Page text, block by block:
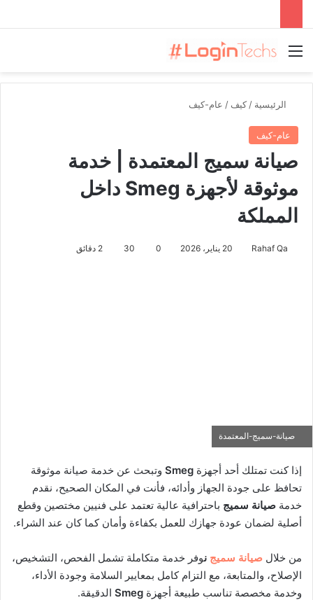
القائمة
الرئيسية /كيف / عام-كيف
عام-كيف
صيانة سميج المعتمدة | خدمة
موثوقة لأجهزة Smeg داخل
المملكة
Rahaf Qa 20 يناير، 2026 0
30
صيانة-سميج-المعتمدة
إذا كنت تمتلك أحد أجهزة Smeg وتبحث عن خدمة صيانة موثوقة
تحافظ على جودة الجهاز وأدائه، فأنت في المكان الصحيح، نقدم
خدمة صيانة سميج باحترافية عالية تعتمد على فنيين مختصين وقطع
أصلية لضمان عودة جهازك للعمل بكفاءة وأمان كما كان عند الشراء.
من خلال صيانة سميج نوفر خدمة متكاملة تشمل الفحص، التشخيص،
الإصلاح، والمتابعة، مع التزام كامل بمعايير السلامة وجودة الأداء،
وخدمة مخصصة تناسب طبيعة أجهزة Smeg الدقيقة.